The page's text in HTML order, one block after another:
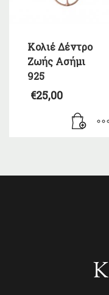
Kολιέ Δέντρο
Ζωής Ασήμι
925
€25,00